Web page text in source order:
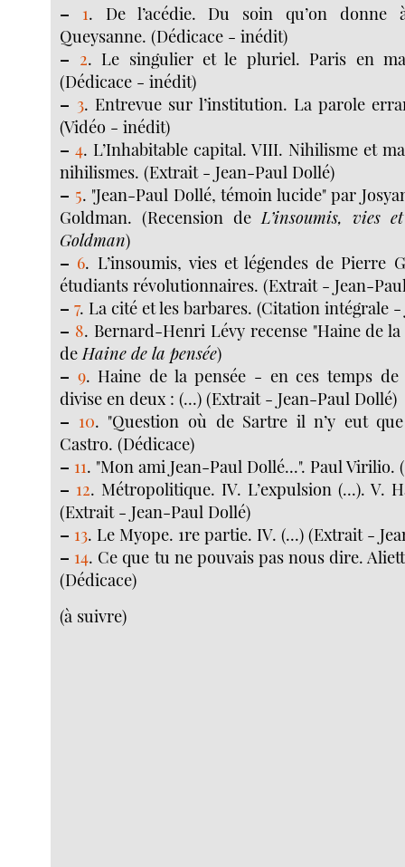
–
1. De l’acédie. Du soin qu’on
Queysanne. (Dédicace - inédit)
– 2. Le singulier et le pluriel. Paris en
(Dédicace - inédit)
– 3. Entrevue sur l’institution. La parole
(Vidéo - inédit)
– 4. L’Inhabitable capital. VIII. Nihilisme et
nihilismes. (Extrait - Jean-Paul Dollé)
– 5. "Jean-Paul Dollé, témoin lucide" par
Goldman. (Recension de L’insoumis, vies
Goldman)
– 6. L’insoumis, vies et légendes de Pierre
étudiants révolutionnaires. (Extrait - Jean-
– 7. La cité et les barbares. (Citation intégrale
– 8. Bernard-Henri Lévy recense "Haine de la
de Haine de la pensée)
– 9. Haine de la pensée - en ces temps de
divise en deux : (...) (Extrait - Jean-Paul Dollé)
– 10. "Question où de Sartre il n’y eut
Castro. (Dédicace)
– 11. "Mon ami Jean-Paul Dollé...". Paul Virilio.
– 12. Métropolitique. IV. L’expulsion (...). V.
(Extrait - Jean-Paul Dollé)
– 13. Le Myope. 1re partie. IV. (...) (Extrait -
– 14. Ce que tu ne pouvais pas nous dire.
(Dédicace)
(à suivre)